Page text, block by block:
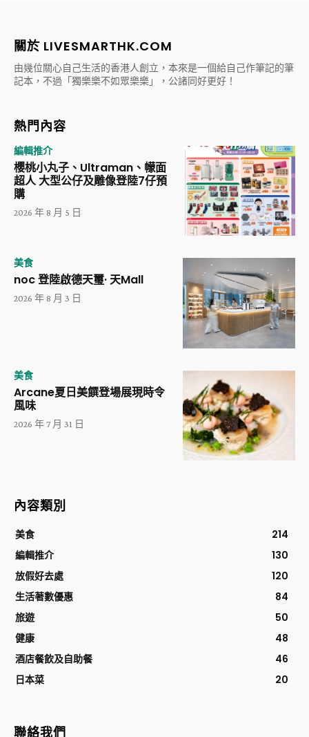
關於 LIVESMARTHK.COM
由幾位關心自己生活的香港人創立，本來是一個給自己作筆記的筆
記本，不過「獨樂樂不如眾樂樂」，公諸同好更好！
熱門內容
編輯推介
櫻桃小丸子、Ultraman、幪面
超人 大型公仔及雕像登陸7仔預
購
2026 年 8 月 5 日
美食
noc 登陸啟德天璽· 天Mall
2026 年 8 月 3 日
美食
Arcane夏日美饌登場展現時令
風味
2026 年 7 月 31 日
內容類別
美食
214
編輯推介
130
放假好去處
120
生活著數優惠
84
旅遊
50
健康
48
酒店餐飲及自助餐
46
日本菜
20
聯絡我們